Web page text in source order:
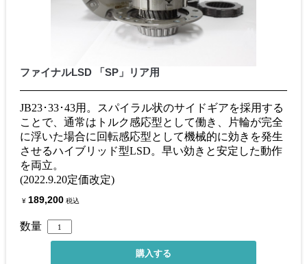
ファイナルLSD 「SP」リア用
JB23･33･43用。スパイラル状のサイドギアを採用する
ことで、通常はトルク感応型として働き、片輪が完全
に浮いた場合に回転感応型として機械的に効きを発生
させるハイブリッド型LSD。早い効きと安定した動作
を両立。
(2022.9.20定価改定)
¥ 189,200 税込
数量